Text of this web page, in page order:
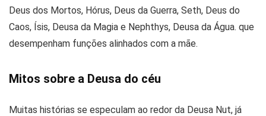
Deus dos Mortos, Hórus, Deus da Guerra, Seth, Deus do
Caos, Ísis, Deusa da Magia e Nephthys, Deusa da Água. que
desempenham funções alinhados com a mãe.
Mitos sobre a Deusa do céu
Muitas histórias se especulam ao redor da Deusa Nut, já